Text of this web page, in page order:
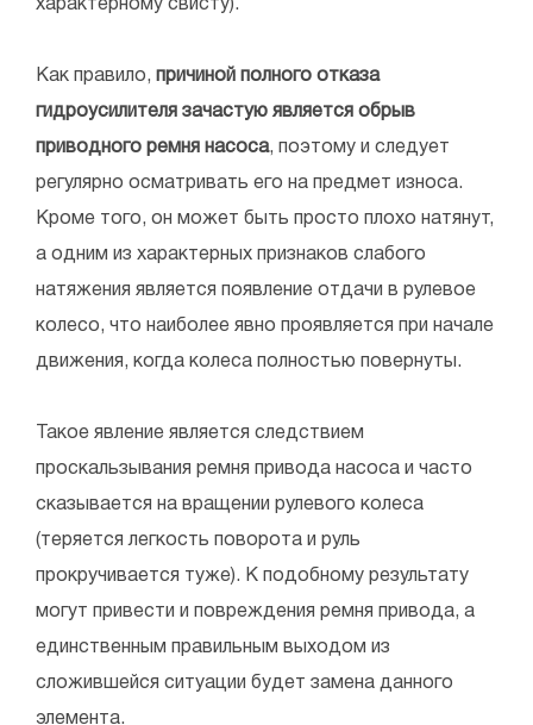
характерному свисту).
Как правило, причиной полного отказа
гидроусилителя зачастую является обрыв
приводного ремня насоса, поэтому и следует
регулярно осматривать его на предмет износа.
Кроме того, он может быть просто плохо натянут,
а одним из характерных признаков слабого
натяжения является появление отдачи в рулевое
колесо, что наиболее явно проявляется при начале
движения, когда колеса полностью повернуты.
Такое явление является следствием
проскальзывания ремня привода насоса и часто
сказывается на вращении рулевого колеса
(теряется легкость поворота и руль
прокручивается туже). К подобному результату
могут привести и повреждения ремня привода, а
единственным правильным выходом из
сложившейся ситуации будет замена данного
элемента.